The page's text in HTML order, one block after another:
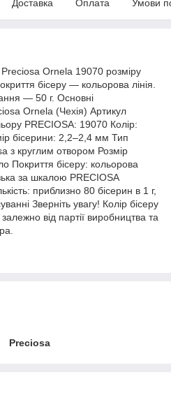
Доставка Оплата Умови
Ornela 19070 розміру
бісеру — кольорова лінія.
— 50 г. Основні
Ornela (Чехія) Артикул
PRECIOSA: 19070 Колір:
бісерини: 2,2–2,4 мм Тип
з круглим отвором Розмір
Покриття бісеру: кольорова
за шкалою PRECIOSA
приблизно 80 бісерин в 1 г,
Зверніть увагу! Колір бісеру
від партії виробництва та
Preciosa